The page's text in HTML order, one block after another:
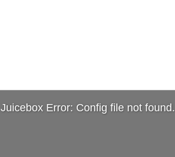
Juicebox Error: Config file not found.